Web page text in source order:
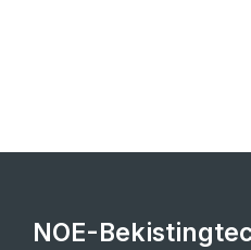
NOE-